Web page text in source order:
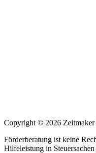
Copyright © 2026
Förderberatung ist keine
Hilfeleistung in